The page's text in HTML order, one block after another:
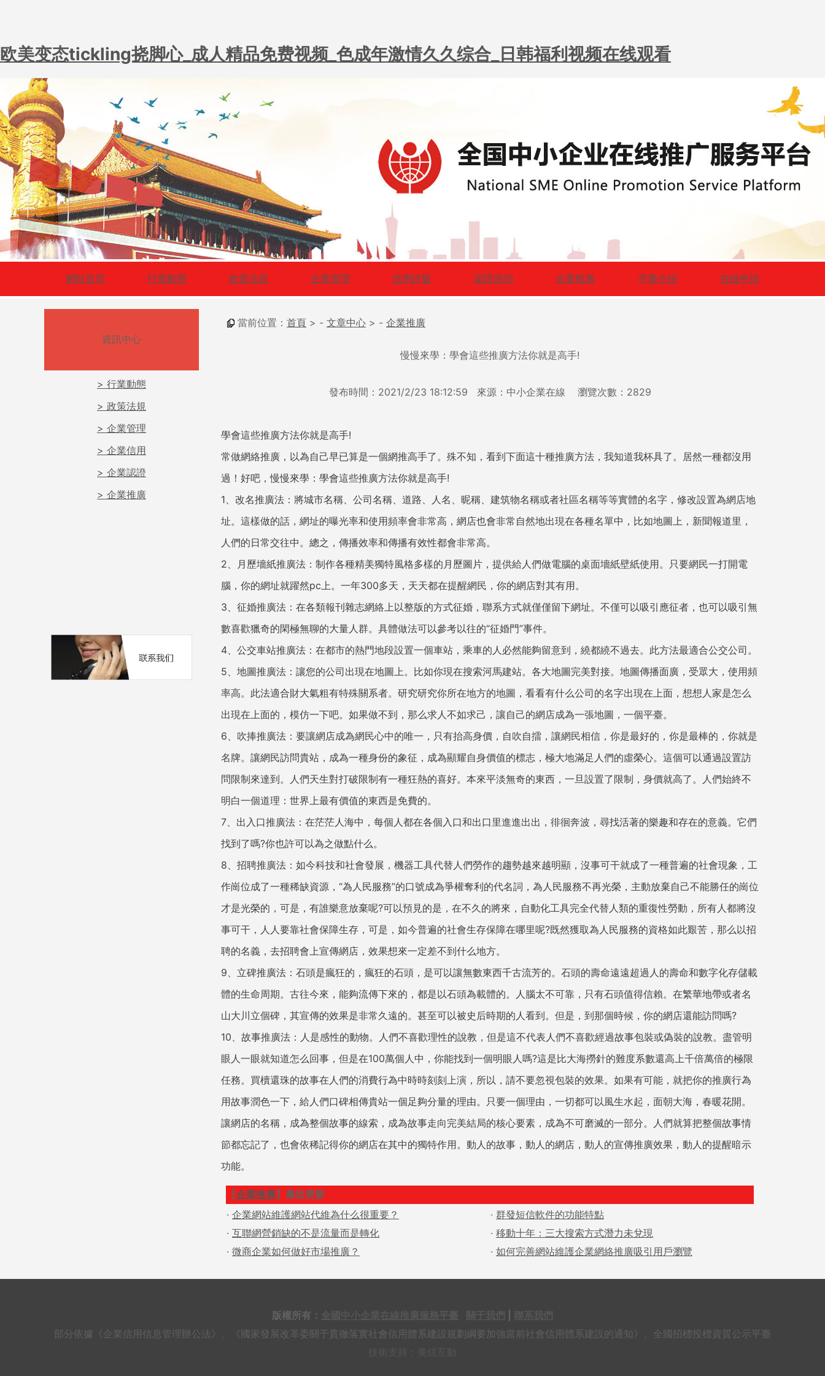
欧美变态tickling挠脚心_成人精品免费视频_色成年激情久久综合_日韩福利视频在线观看
網站首頁 行業動態 政策法規 企業管理 信用評級 認證咨詢 企業推廣 平臺介紹 在線申請
資訊中心
> 行業動態
> 政策法規
> 企業管理
> 企業信用
> 企業認證
> 企業推廣
當前位置： 首頁 > - 文章中心 > - 企業推廣
慢慢來學：學會這些推廣方法你就是高手!
發布時間：2021/2/23 18:12:59 來源：中小企業在線 瀏覽次數： 2829
學會這些推廣方法你就是高手!
常做網絡推廣，以為自己早已算是一個網推高手了。殊不知，看到下面這十種推廣方法，我知道我杯具了。居然一種都沒用
過！好吧，慢慢來學：學會這些推廣方法你就是高手!
1、改名推廣法：將城市名稱、公司名稱、道路、人名、昵稱、建筑物名稱或者社區名稱等等實體的名字，修改設置為網店地
址。這樣做的話，網址的曝光率和使用頻率會非常高，網店也會非常自然地出現在各種名單中，比如地圖上，新聞報道里，
人們的日常交往中。總之，傳播效率和傳播有效性都會非常高。
2、月歷墻紙推廣法：制作各種精美獨特風格多樣的月歷圖片，提供給人們做電腦的桌面墻紙壁紙使用。只要網民一打開電
腦，你的網址就躍然pc上。一年300多天，天天都在提醒網民，你的網店對其有用。
3、征婚推廣法：在各類報刊雜志網絡上以整版的方式征婚，聯系方式就僅僅留下網址。不僅可以吸引應征者，也可以吸引無
數喜歡獵奇的閑極無聊的大量人群。具體做法可以參考以往的“征婚門”事件。
4、公交車站推廣法：在都市的熱門地段設置一個車站，乘車的人必然能夠留意到，繞都繞不過去。此方法最適合公交公司。
5、地圖推廣法：讓您的公司出現在地圖上。比如你現在搜索河馬建站。各大地圖完美對接。地圖傳播面廣，受眾大，使用頻
率高。此法適合財大氣粗有特殊關系者。研究研究你所在地方的地圖，看看有什么公司的名字出現在上面，想想人家是怎么
出現在上面的，模仿一下吧。如果做不到，那么求人不如求己，讓自己的網店成為一張地圖，一個平臺。
6、吹捧推廣法：要讓網店成為網民心中的唯一，只有抬高身價，自吹自擂，讓網民相信，你是最好的，你是最棒的，你就是
名牌。讓網民訪問貴站，成為一種身份的象征，成為顯耀自身價值的標志，極大地滿足人們的虛榮心。這個可以通過設置訪
問限制來達到。人們天生對打破限制有一種狂熱的喜好。本來平淡無奇的東西，一旦設置了限制，身價就高了。人們始終不
明白一個道理：世界上最有價值的東西是免費的。
7、出入口推廣法：在茫茫人海中，每個人都在各個入口和出口里進進出出，徘徊奔波，尋找活著的樂趣和存在的意義。它們
找到了嗎?你也許可以為之做點什么。
8、招聘推廣法：如今科技和社會發展，機器工具代替人們勞作的趨勢越來越明顯，沒事可干就成了一種普遍的社會現象，工
作崗位成了一種稀缺資源，“為人民服務”的口號成為爭權奪利的代名詞，為人民服務不再光榮，主動放棄自己不能勝任的崗位
才是光榮的，可是，有誰樂意放棄呢?可以預見的是，在不久的將來，自動化工具完全代替人類的重復性勞動，所有人都將沒
事可干，人人要靠社會保障生存，可是，如今普遍的社會生存保障在哪里呢?既然獲取為人民服務的資格如此艱苦，那么以招
聘的名義，去招聘會上宣傳網店，效果想來一定差不到什么地方。
9、立碑推廣法：石頭是瘋狂的，瘋狂的石頭，是可以讓無數東西千古流芳的。石頭的壽命遠遠超過人的壽命和數字化存儲載
體的生命周期。古往今來，能夠流傳下來的，都是以石頭為載體的。人腦太不可靠，只有石頭值得信賴。在繁華地帶或者名
山大川立個碑，其宣傳的效果是非常久遠的。甚至可以被史后時期的人看到。但是，到那個時候，你的網店還能訪問嗎?
10、故事推廣法：人是感性的動物。人們不喜歡理性的說教，但是這不代表人們不喜歡經過故事包裝或偽裝的說教。盡管明
眼人一眼就知道怎么回事，但是在100萬個人中，你能找到一個明眼人嗎?這是比大海撈針的難度系數還高上千倍萬倍的極限
任務。買櫝還珠的故事在人們的消費行為中時時刻刻上演，所以，請不要忽視包裝的效果。如果有可能，就把你的推廣行為
用故事潤色一下，給人們口碑相傳貴站一個足夠分量的理由。只要一個理由，一切都可以風生水起，面朝大海，春暖花開。
讓網店的名稱，成為整個故事的線索，成為故事走向完美結局的核心要素，成為不可磨滅的一部分。人們就算把整個故事情
節都忘記了，也會依稀記得你的網店在其中的獨特作用。動人的故事，動人的網店，動人的宣傳推廣效果，動人的提醒暗示
功能。
【企業推廣】最近更新
· 企業網站維護網站代維為什么很重要？ · 群發短信軟件的功能特點
· 互聯網營銷缺的不是流量而是轉化 · 移動十年：三大搜索方式潛力未兌現
· 微商企業如何做好市場推廣？ · 如何完善網站維護企業網絡推廣吸引用戶瀏覽
版權所有：
部分依據《企業信用信息管理辦公法》、《國家發展改革委關于貫徹落實社會信用體系建設規劃綱要加強當前社會信用體系建設的通知》、全國招標投標資質公示平臺